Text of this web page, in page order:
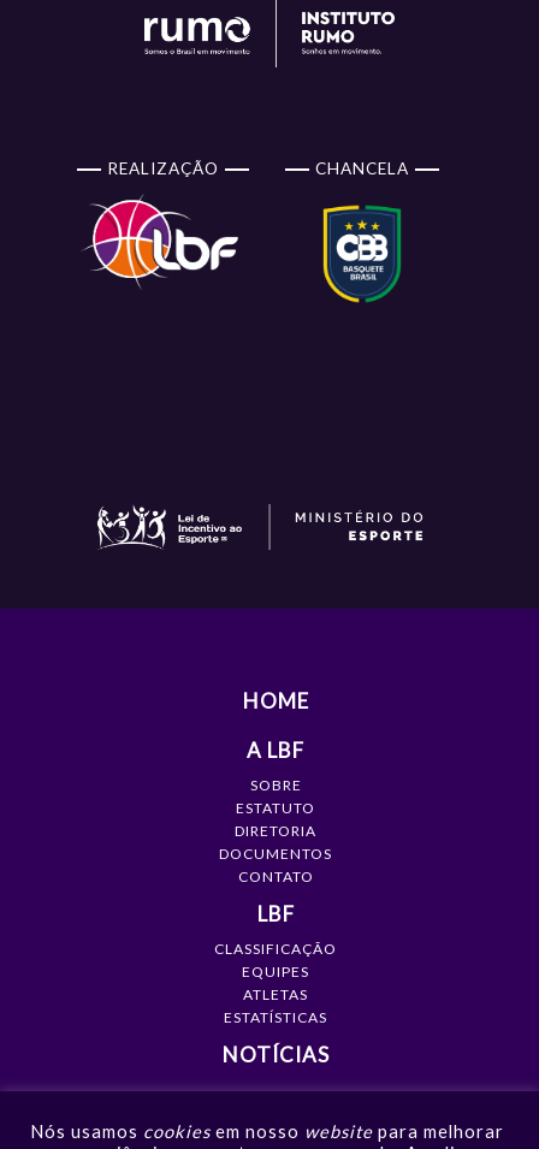
REALIZAÇÃO CHANCELA
HOME
A LBF
SOBRE
ESTATUTO
DIRETORIA
DOCUMENTOS
CONTATO
LBF
CLASSIFICAÇÃO
EQUIPES
ATLETAS
ESTATÍSTICAS
NOTÍCIAS
GALERIAS
Nós usamos cookies em nosso website para melhorar